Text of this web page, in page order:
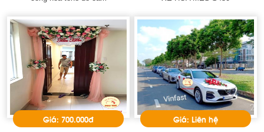
Giá: 700.000đ Giá: Liên hệ